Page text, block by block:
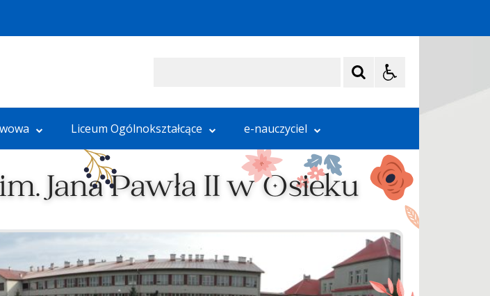
Liceum Ogólnokształcące e-nauczyciel